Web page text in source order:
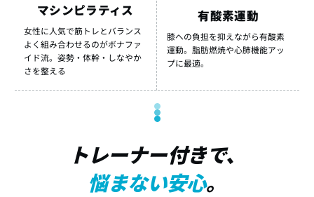
マシンピラティス
女性に人気で筋トレとバランス
よく組み合わせるのがボナファ
イド流。姿勢・体幹・しなやか
さを整える
有酸素運動
膝への負担を抑えながら有酸素
運動。脂肪燃焼や心肺機能アッ
プに最適。
トレーナー付きで、
悩まない安心。